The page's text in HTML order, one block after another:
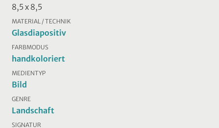
8,5 x 8,5
MATERIAL / TECHNIK
Glasdiapositiv
FARBMODUS
handkoloriert
MEDIENTYP
Bild
GENRE
Landschaft
SIGNATUR